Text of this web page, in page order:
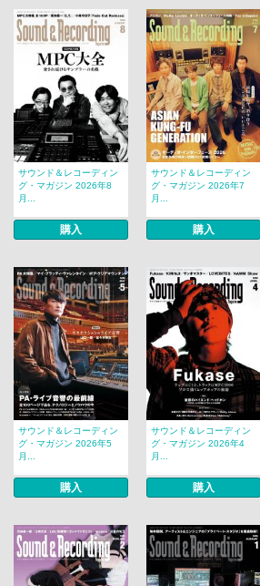
サウンド＆レコーディン
グ・マガジン 2026年8
月...
購入
サウンド＆レコーディン
グ・マガジン 2026年7
月...
購入
サウンド＆レコーディン
グ・マガジン 2026年5
月...
購入
サウンド＆レコーディン
グ・マガジン 2026年4
月...
購入